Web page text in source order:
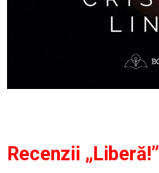
Recenzii „Liberă!”